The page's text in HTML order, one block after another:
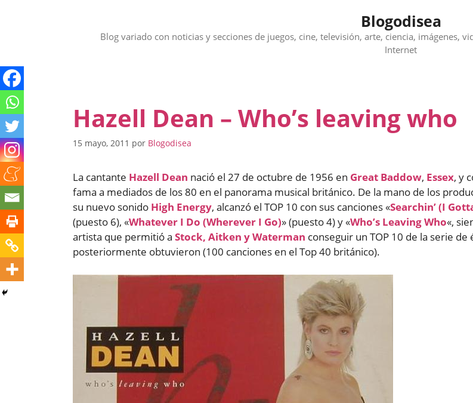
Blogodisea
Blog variado con noticias y secciones de juegos, cine, televisión, arte, ciencia, imágenes,
Internet
Hazell Dean – Who’s leaving who
15 mayo, 2011 por Blogodisea
La cantante Hazell Dean nació el 27 de octubre de 1956 en Great Baddow, Essex, y
fama a mediados de los 80 en el panorama musical británico. De la mano de los
su nuevo sonido High Energy, alcanzó el TOP 10 con sus canciones «Searchin’ (I
(puesto 6), «Whatever I Do (Wherever I Go)» (puesto 4) y «Who’s Leaving Who«,
artista que permitió a Stock, Aitken y Waterman conseguir un TOP 10 de la serie de
posteriormente obtuvieron (100 canciones en el Top 40 británico).